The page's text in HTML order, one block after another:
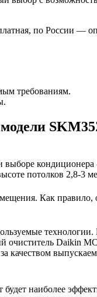
по России —
требованиям.
выборе
потолков 2,8-3
Как правило,
Daikin
качеством
наиболее